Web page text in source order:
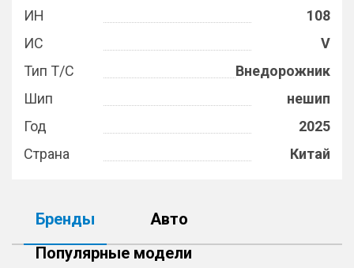
ИН
108
ИС
V
Тип Т/С
Внедорожник
Шип
нешип
Год
2025
Страна
Китай
Бренды
Авто
Популярные модели